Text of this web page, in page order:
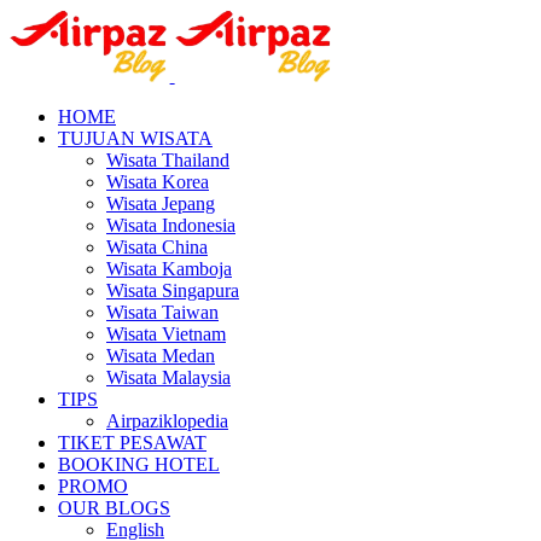
HOME
TUJUAN WISATA
Wisata Thailand
Wisata Korea
Wisata Jepang
Wisata Indonesia
Wisata China
Wisata Kamboja
Wisata Singapura
Wisata Taiwan
Wisata Vietnam
Wisata Medan
Wisata Malaysia
TIPS
Airpaziklopedia
TIKET PESAWAT
BOOKING HOTEL
PROMO
OUR BLOGS
English